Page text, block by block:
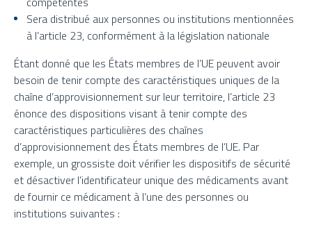
Sera distribué aux personnes ou institutions mentionnées
à l’article 23, conformément à la législation nationale
Étant donné que les États membres de l’UE peuvent avoir
besoin de tenir compte des caractéristiques uniques de la
chaîne d’approvisionnement sur leur territoire, l’article 23
énonce des dispositions visant à tenir compte des
caractéristiques particulières des chaînes
d’approvisionnement des États membres de l’UE. Par
exemple, un grossiste doit vérifier les dispositifs de sécurité
et désactiver l’identificateur unique des médicaments avant
de fournir ce médicament à l’une des personnes ou
institutions suivantes :